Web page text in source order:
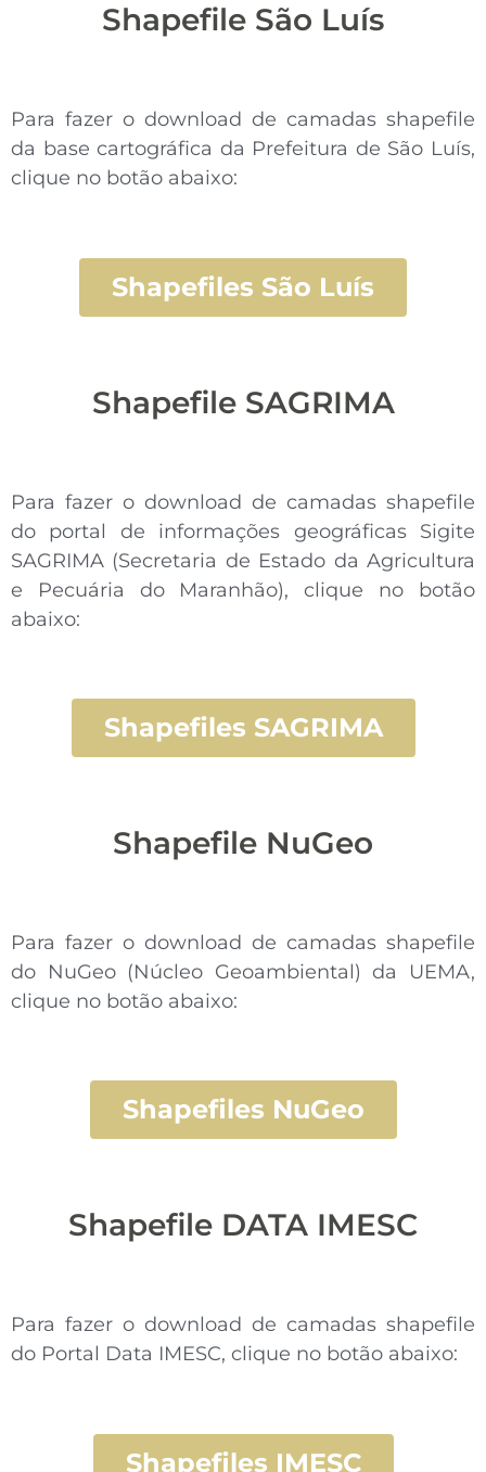
Shapefile São Luís
Para fazer o download de camadas shapefile
da base cartográfica da Prefeitura de São Luís,
clique no botão abaixo:
Shapefiles São Luís
Shapefile SAGRIMA
Para fazer o download de camadas shapefile
do portal de informações geográficas Sigite
SAGRIMA (Secretaria de Estado da Agricultura
e Pecuária do Maranhão), clique no botão
abaixo:
Shapefiles SAGRIMA
Shapefile NuGeo
Para fazer o download de camadas shapefile
do NuGeo (Núcleo Geoambiental) da UEMA,
clique no botão abaixo:
Shapefiles NuGeo
Shapefile DATA IMESC
Para fazer o download de camadas shapefile
do Portal Data IMESC, clique no botão abaixo:
Shapefiles IMESC